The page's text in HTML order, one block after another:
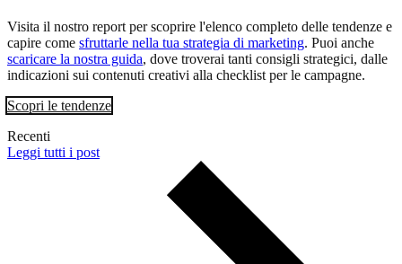
Visita il nostro report per scoprire l'elenco completo delle tendenze e
capire come sfruttarle nella tua strategia di marketing. Puoi anche
scaricare la nostra guida, dove troverai tanti consigli strategici, dalle
indicazioni sui contenuti creativi alla checklist per le campagne.
Scopri le tendenze
Recenti
Leggi tutti i post